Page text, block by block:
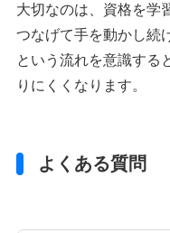
大切なのは、資格を学
つなげて手を動かし続
という流れを意識する
りにくくなります。
よくある質問